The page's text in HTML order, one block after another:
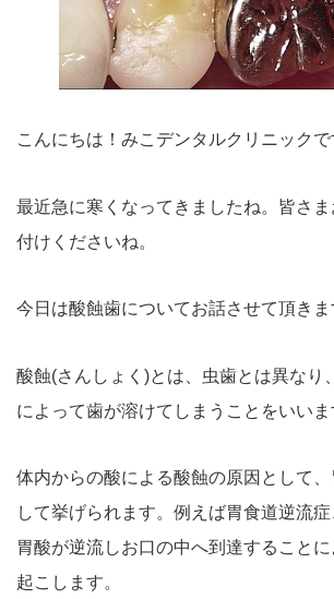
こんにちは！みこデンタルクリニックで
最近急に寒くなってきましたね。皆さ
付けくださいね。
今日は酸蝕歯についてお話させて頂きま
酸蝕(さんしょく)とは、虫歯とは異なり
によって歯が溶けてしまうことをいいま
体内からの酸による酸蝕の原因として
して挙げられます。例えば胃食道逆流
胃酸が逆流しお口の中へ到達すること
起こします。